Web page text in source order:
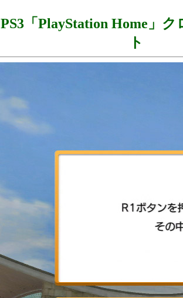
PS3「PlayStation Home」
ト